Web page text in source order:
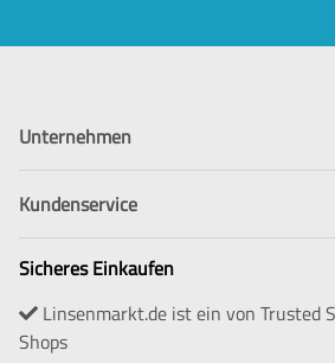
Unternehmen
Kundenservice
Sicheres Einkaufen
Linsenmarkt.de ist ein von Trusted
Shops